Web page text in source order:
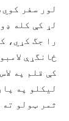
لور سفر
لړ کې کله
را جگ کړي،
ځانگړې
کې قلم په
لیکلو په
ثمر ټولو